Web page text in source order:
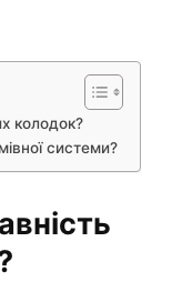
колодок?
системи?